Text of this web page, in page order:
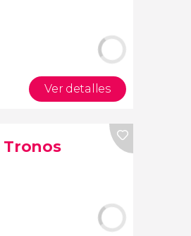
Ver detalles
Tronos